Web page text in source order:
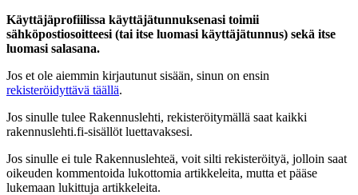
Käyttäjäprofiilissa käyttäjätunnuksenasi toimii
sähköpostiosoitteesi (tai itse luomasi käyttäjätunnus) sekä itse
luomasi salasana.
Jos et ole aiemmin kirjautunut sisään, sinun on ensin
rekisteröidyttävä täällä.
Jos sinulle tulee Rakennuslehti, rekisteröitymällä saat kaikki
rakennuslehti.fi-sisällöt luettavaksesi.
Jos sinulle ei tule Rakennuslehteä, voit silti rekisteröityä, jolloin saat
oikeuden kommentoida lukottomia artikkeleita, mutta et pääse
lukemaan lukittuja artikkeleita.